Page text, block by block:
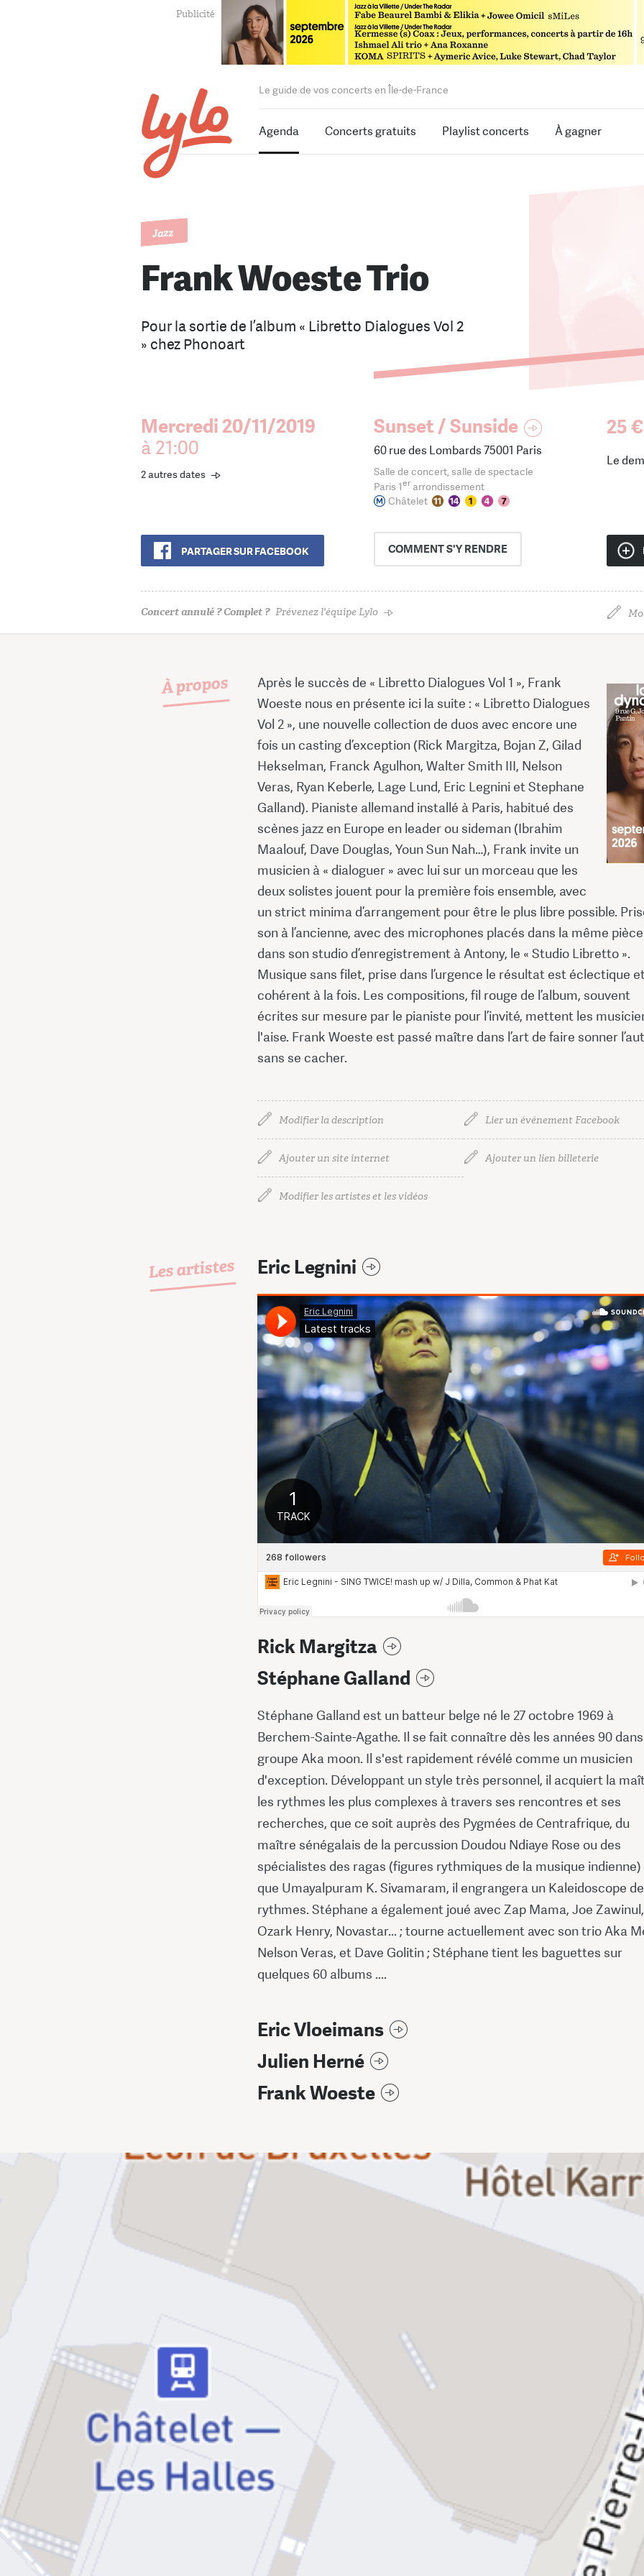
Le guide de vos concerts en Île-de-France
Agenda Concerts gratuits Playlist concerts À gagner
Jazz
Frank Woeste Trio
Pour la sortie de l’album « Libretto Dialogues Vol 2
» chez Phonoart
Mercredi 20/11/2019
à 21:00
2 autres dates
PARTAGER SUR FACEBOOK
Sunset / Sunside
60 rue des Lombards 75001 Paris
Salle de concert, salle de spectacle
Paris 1erarrondissement
Châtelet
COMMENTS'Y RENDRE
25 €
Le
Concert annulé ? Complet ? Prévenez l'équipe Lylo
À propos
Après le succès de « Libretto Dialogues Vol 1 », Frank
Woeste nous en présente ici la suite : « Libretto Dialogues
Vol 2 », une nouvelle collection de duos avec encore une
fois un casting d’exception (Rick Margitza, Bojan Z, Gilad
Hekselman, Franck Agulhon, Walter Smith III, Nelson
Veras, Ryan Keberle, Lage Lund, Eric Legnini et Stephane
Galland). Pianiste allemand installé à Paris, habitué des
scènes jazz en Europe en leader ou sideman (Ibrahim
Maalouf, Dave Douglas, Youn Sun Nah…), Frank invite un
musicien à « dialoguer » avec lui sur un morceau que les
deux solistes jouent pour la première fois ensemble, avec
un strict minima d’arrangement pour être le plus libre possible.
son à l’ancienne, avec des microphones placés dans la même pièce
dans son studio d’enregistrement à Antony, le « Studio Libretto ».
Musique sans filet, prise dans l’urgence le résultat est éclectique
cohérent à la fois. Les compositions, fil rouge de l’album, souvent
écrites sur mesure par le pianiste pour l’invité, mettent les
l'aise. Frank Woeste est passé maître dans l’art de faire sonner
sans se cacher.
Modifier la description Lier un événement Facebook
Ajouter un site internet Ajouter un lien billeterie
Modifier les artistes et les vidéos
Les artistes Eric Legnini
Rick Margitza
Stéphane Galland
Stéphane Galland est un batteur belge né le 27 octobre 1969 à
Berchem-Sainte-Agathe. Il se fait connaître dès les années 90
groupe Aka moon. Il s'est rapidement révélé comme un musicien
d'exception. Développant un style très personnel, il acquiert la
les rythmes les plus complexes à travers ses rencontres et ses
recherches, que ce soit auprès des Pygmées de Centrafrique, du
maître sénégalais de la percussion Doudou Ndiaye Rose ou des
spécialistes des ragas (figures rythmiques de la musique
que Umayalpuram K. Sivamaram, il engrangera un Kaleidoscope de
rythmes. Stéphane a également joué avec Zap Mama, Joe Zawinul,
Ozark Henry, Novastar... ; tourne actuellement avec son trio Aka
Nelson Veras, et Dave Golitin ; Stéphane tient les baguettes sur
quelques 60 albums ....
Eric Vloeimans
Julien Herné
Frank Woeste